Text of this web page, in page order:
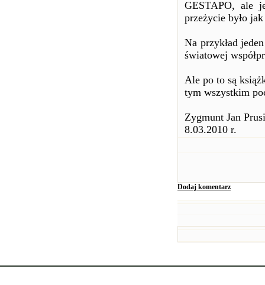
GESTAPO, ale
przeżycie było
Na przykład
światowej
Ale po to są
tym wszystkim
Zygmunt Jan
8.03.2010 r.
Dodaj komentarz